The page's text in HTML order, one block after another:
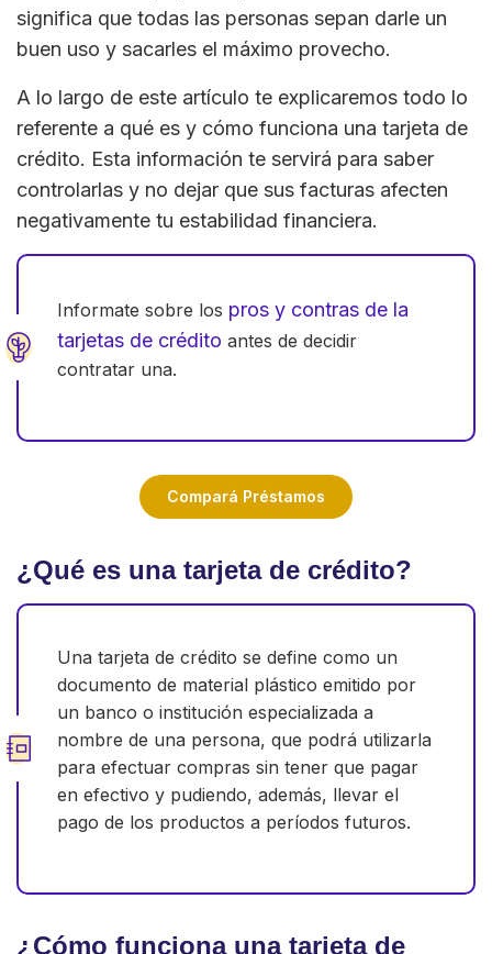
significa que todas las personas sepan darle un
buen uso y sacarles el máximo provecho.
A lo largo de este artículo te explicaremos todo lo
referente a qué es y cómo funciona una tarjeta de
crédito. Esta información te servirá para saber
controlarlas y no dejar que sus facturas afecten
negativamente tu estabilidad financiera.
Informate sobre los pros y contras de la
tarjetas de crédito antes de decidir
contratar una.
Compará Préstamos
¿Qué es una tarjeta de crédito?
Una tarjeta de crédito se define como un
documento de material plástico emitido por
un banco o institución especializada a
nombre de una persona, que podrá utilizarla
para efectuar compras sin tener que pagar
en efectivo y pudiendo, además, llevar el
pago de los productos a períodos futuros.
¿Cómo funciona una tarjeta de